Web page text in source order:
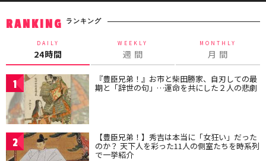
RANKING ランキング
DAILY
24時間
WEEKLY
週 間
MONTHLY
月 間
1 『豊臣兄弟！』お市と柴田勝家、自刃しての最
期と「辞世の句」…運命を共にした２人の悲劇
2 【豊臣兄弟！】秀吉は本当に「女狂い」だった
のか？ 天下人を彩った11人の側室たちを時系列
で一挙紹介